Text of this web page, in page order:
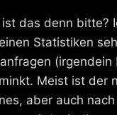
das denn bitte?
Statistiken
(irgendein
Meist ist der
aber auch